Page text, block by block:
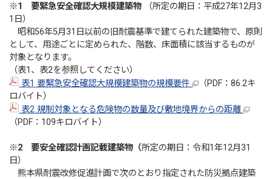
※1 要緊急安全確認大規模建築物
（所定の期日：平成27年12月3
1日）
昭和56年5月31日以前の旧耐震基準で建てられた建築物で、原則
として、用途ごとに定められた、階数、床面積に該当するものが
対象となります。
（表1、表2を参照してください）
表1 要緊急安全確認大規模建築物の規模要件
（PDF：86.2キ
ロバイト）
表2 規制対象となる危険物の数量及び敷地境界からの距離
（PDF：109キロバイト）
※2 要安全確認計画記載建築物（所定の期日：令和1年12月31
日）
熊本県耐震改修促進計画で次のとおり指定された防災拠点建築